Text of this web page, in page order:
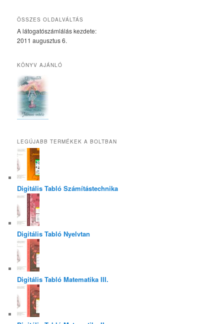
ÖSSZES OLDALVÁLTÁS
A látogatószámlálás kezdete:
2011 augusztus 6.
KÖNYV AJÁNLÓ
LEGÚJABB TERMÉKEK A BOLTBAN
Digitális Tabló Számítástechnika
Digitális Tabló Nyelvtan
Digitális Tabló Matematika III.